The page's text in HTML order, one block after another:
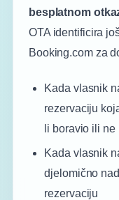
besplatnom
OTA identificira
Booking.comza
Kada vlasnik
rezervaciju
li boravio ili ne
Kada vlasnik
djelomično
rezervaciju